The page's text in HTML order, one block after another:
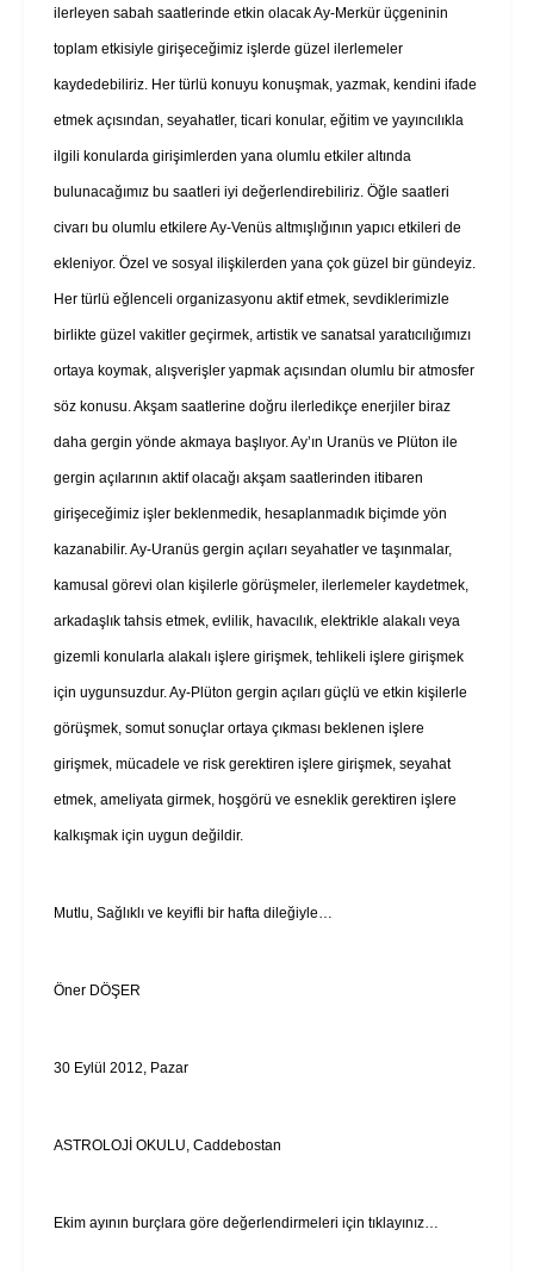
ilerleyen sabah saatlerinde etkin olacak Ay-Merkür üçgeninin
toplam etkisiyle girişeceğimiz işlerde güzel ilerlemeler
kaydedebiliriz. Her türlü konuyu konuşmak, yazmak, kendini ifade
etmek açısından, seyahatler, ticari konular, eğitim ve yayıncılıkla
ilgili konularda girişimlerden yana olumlu etkiler altında
bulunacağımız bu saatleri iyi değerlendirebiliriz. Öğle saatleri
civarı bu olumlu etkilere Ay-Venüs altmışlığının yapıcı etkileri de
ekleniyor. Özel ve sosyal ilişkilerden yana çok güzel bir gündeyiz.
Her türlü eğlenceli organizasyonu aktif etmek, sevdiklerimizle
birlikte güzel vakitler geçirmek, artistik ve sanatsal yaratıcılığımızı
ortaya koymak, alışverişler yapmak açısından olumlu bir atmosfer
söz konusu. Akşam saatlerine doğru ilerledikçe enerjiler biraz
daha gergin yönde akmaya başlıyor. Ay’ın Uranüs ve Plüton ile
gergin açılarının aktif olacağı akşam saatlerinden itibaren
girişeceğimiz işler beklenmedik, hesaplanmadık biçimde yön
kazanabilir. Ay-Uranüs gergin açıları seyahatler ve taşınmalar,
kamusal görevi olan kişilerle görüşmeler, ilerlemeler kaydetmek,
arkadaşlık tahsis etmek, evlilik, havacılık, elektrikle alakalı veya
gizemli konularla alakalı işlere girişmek, tehlikeli işlere girişmek
için uygunsuzdur. Ay-Plüton gergin açıları güçlü ve etkin kişilerle
görüşmek, somut sonuçlar ortaya çıkması beklenen işlere
girişmek, mücadele ve risk gerektiren işlere girişmek, seyahat
etmek, ameliyata girmek, hoşgörü ve esneklik gerektiren işlere
kalkışmak için uygun değildir.
Mutlu, Sağlıklı ve keyifli bir hafta dileğiyle…
Öner DÖŞER
30 Eylül 2012, Pazar
ASTROLOJİ OKULU, Caddebostan
Ekim ayının burçlara göre değerlendirmeleri için tıklayınız…